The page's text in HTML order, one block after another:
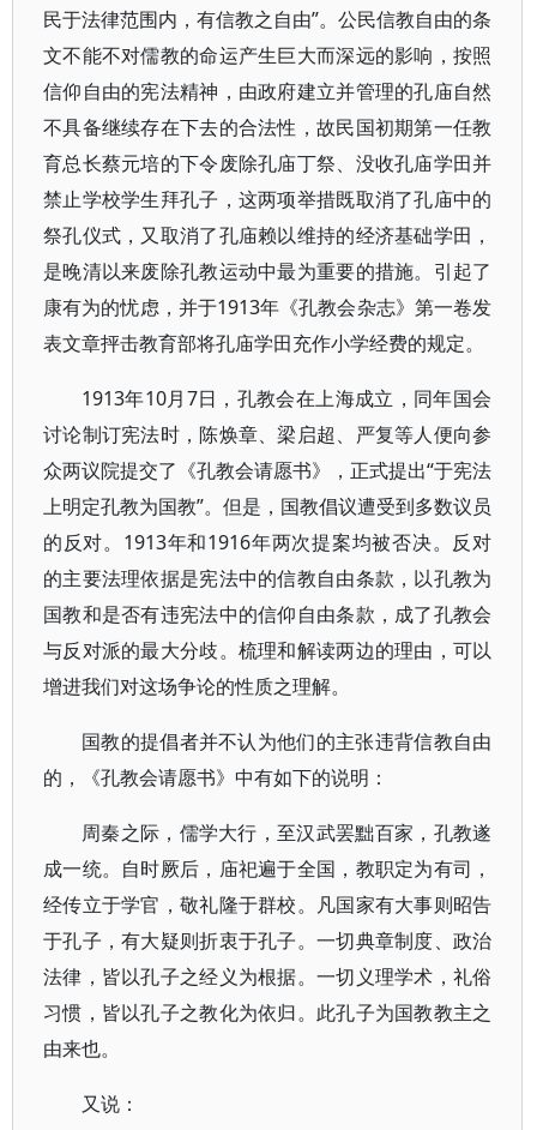
民于法律范围内，有信教之自由”。公民信教自由的条
文不能不对儒教的命运产生巨大而深远的影响，按照
信仰自由的宪法精神，由政府建立并管理的孔庙自然
不具备继续存在下去的合法性，故民国初期第一任教
育总长蔡元培的下令废除孔庙丁祭、没收孔庙学田并
禁止学校学生拜孔子，这两项举措既取消了孔庙中的
祭孔仪式，又取消了孔庙赖以维持的经济基础学田，
是晚清以来废除孔教运动中最为重要的措施。引起了
康有为的忧虑，并于1913年《孔教会杂志》第一卷发
表文章抨击教育部将孔庙学田充作小学经费的规定。
1913年10月7日，孔教会在上海成立，同年国会
讨论制订宪法时，陈焕章、梁启超、严复等人便向参
众两议院提交了《孔教会请愿书》，正式提出“于宪法
上明定孔教为国教”。但是，国教倡议遭受到多数议员
的反对。1913年和1916年两次提案均被否决。反对
的主要法理依据是宪法中的信教自由条款，以孔教为
国教和是否有违宪法中的信仰自由条款，成了孔教会
与反对派的最大分歧。梳理和解读两边的理由，可以
增进我们对这场争论的性质之理解。
国教的提倡者并不认为他们的主张违背信教自由
的，《孔教会请愿书》中有如下的说明：
周秦之际，儒学大行，至汉武罢黜百家，孔教遂
成一统。自时厥后，庙祀遍于全国，教职定为有司，
经传立于学官，敬礼隆于群校。凡国家有大事则昭告
于孔子，有大疑则折衷于孔子。一切典章制度、政治
法律，皆以孔子之经义为根据。一切义理学术，礼俗
习惯，皆以孔子之教化为依归。此孔子为国教教主之
由来也。
又说：